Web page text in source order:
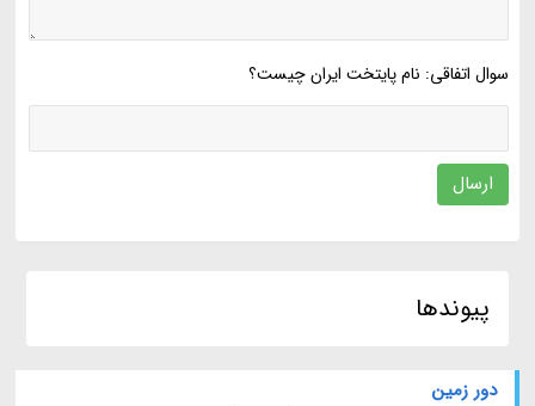
سوال اتفاقی: نام پایتخت ایران چیست؟
ارسال
پیوندها
دور زمین